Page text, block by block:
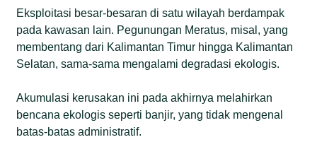
Eksploitasi besar-besaran di satu wilayah berdampak
pada kawasan lain. Pegunungan Meratus, misal, yang
membentang dari Kalimantan Timur hingga Kalimantan
Selatan, sama-sama mengalami degradasi ekologis.
Akumulasi kerusakan ini pada akhirnya melahirkan
bencana ekologis seperti banjir, yang tidak mengenal
batas-batas administratif.